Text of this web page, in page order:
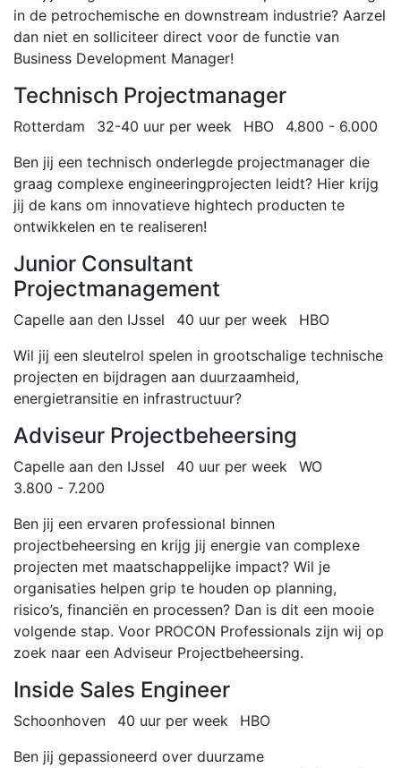
in de petrochemische en downstream industrie? Aarzel
dan niet en solliciteer direct voor de functie van
Business Development Manager!
Technisch Projectmanager
Rotterdam 32-40 uur per week HBO
4.800 - 6.000
Ben jij een technisch onderlegde projectmanager die
graag complexe engineeringprojecten leidt? Hier krijg
jij de kans om innovatieve hightech producten te
ontwikkelen en te realiseren!
Junior Consultant
Projectmanagement
Capelle aan den IJssel 40 uur per week
HBO
Wil jij een sleutelrol spelen in grootschalige technische
projecten en bijdragen aan duurzaamheid,
energietransitie en infrastructuur?
Adviseur Projectbeheersing
Capelle aan den IJssel 40 uur per week
WO
3.800 - 7.200
Ben jij een ervaren professional binnen
projectbeheersing en krijg jij energie van complexe
projecten met maatschappelijke impact? Wil je
organisaties helpen grip te houden op planning,
risico’s, financiën en processen? Dan is dit een mooie
volgende stap. Voor PROCON Professionals zijn wij op
zoek naar een Adviseur Projectbeheersing.
Inside Sales Engineer
Schoonhoven 40 uur per week
HBO
Ben jij gepassioneerd over duurzame